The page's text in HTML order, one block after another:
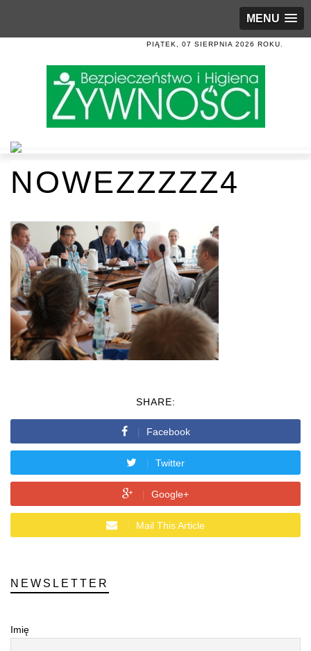
MENU
PIĄTEK, 07 SIERPNIA 2026 ROKU.
NOWEZZZZZ4
SHARE:
Facebook
Twitter
Google+
Mail This Article
NEWSLETTER
Imię